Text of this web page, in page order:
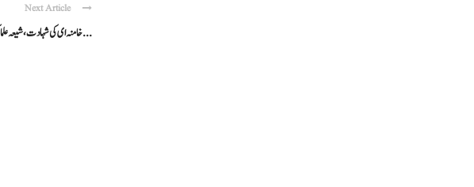
Next Article
خامنہ ای کی شہادت ، شیعہ علما کی عوام سے امن و ...